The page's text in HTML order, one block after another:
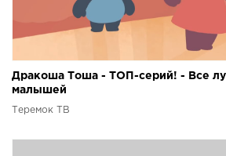
Дракоша Тоша - ТОП-серий! - Все
малышей
Теремок ТВ